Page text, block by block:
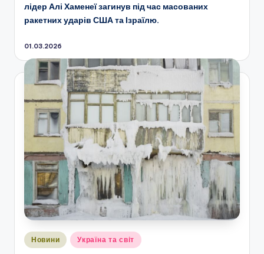
лідер Алі Хаменеї загинув під час масованих
ракетних ударів США та Ізраїлю.
01.03.2026
Опубліковано
Новини Україна та світ